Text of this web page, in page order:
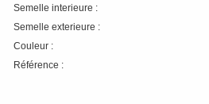
Semelle interieure :
Semelle exterieure :
Couleur :
Référence :